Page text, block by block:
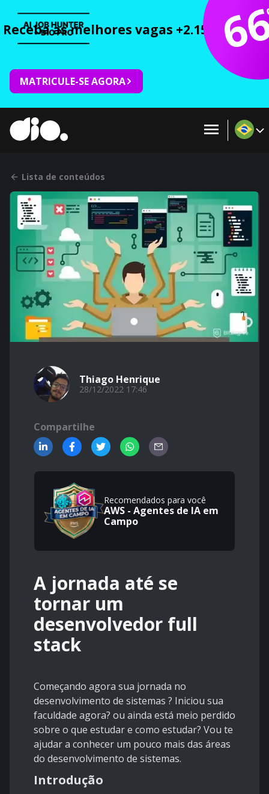
Receba as melhores vagas +2.150 cursos
MATRICULE-SE AGORA
Lista de conteúdos
Thiago Henrique
28/12/2022 17:46
Compartilhe
Recomendados para você
AWS - Agentes de IA em
Campo
A jornada até se
tornar um
desenvolvedor full
stack
Começando agora sua jornada no
desenvolvimento de sistemas ? Iniciou sua
faculdade agora? ou ainda está meio perdido
sobre o que estudar e como estudar? Vou te
ajudar a conhecer um pouco mais das áreas
do desenvolvimento de sistemas.
Introdução